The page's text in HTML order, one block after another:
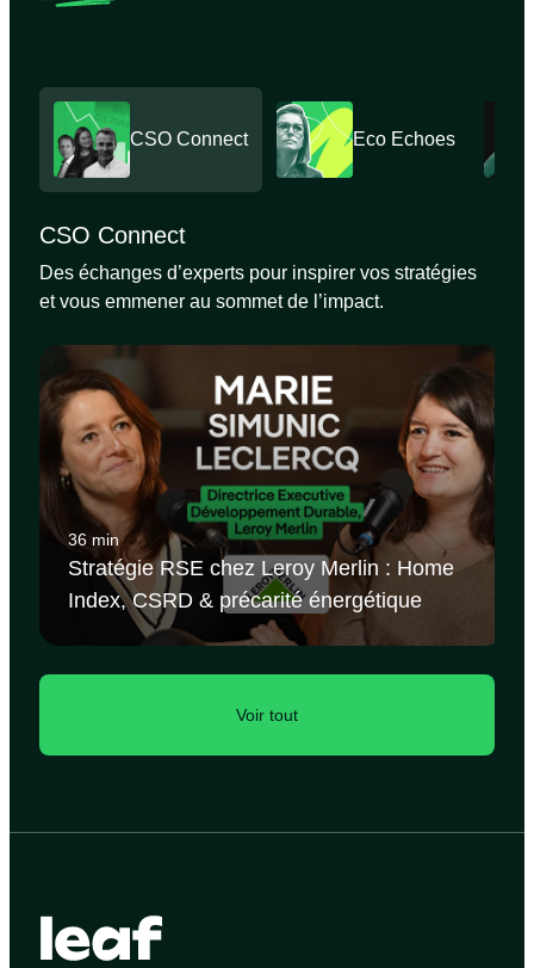
CSO Connect Eco Echoes
CSO Connect
Des échanges d’experts pour inspirer vos stratégies
et vous emmener au sommet de l’impact.
36 min
Stratégie RSE chez Leroy Merlin : Home
Index, CSRD & précarité énergétique
Voir tout